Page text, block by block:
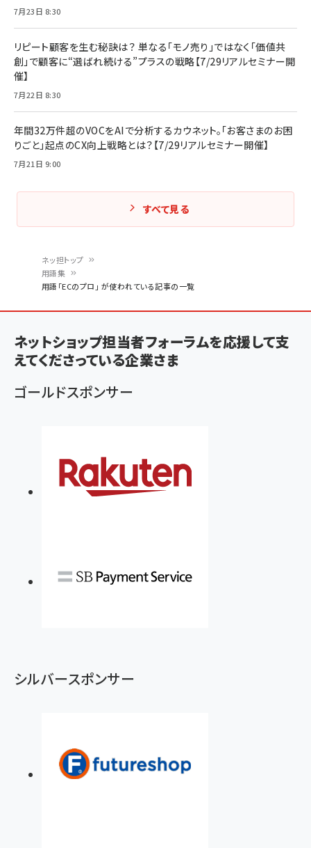
ン
く
ず
ネッ担トップ
用語集
用語「ECのプロ」 が使われている記事の一覧
7月23日 8:30
リピート顧客を生む秘訣は？ 単なる「モノ売り」ではなく「価値共
創」で顧客に“選ばれ続ける”プラスの戦略【7/29リアルセミナー開
催】
7月22日 8:30
年間32万件超のVOCをAIで分析するカウネット。「お客さまのお困
りごと」起点のCX向上戦略とは？【7/29リアルセミナー開催】
7月21日 9:00
すべて見る
ネットショップ担当者フォーラムを応援して支
えてくださっている企業さま
ゴールドスポンサー
シルバースポンサー